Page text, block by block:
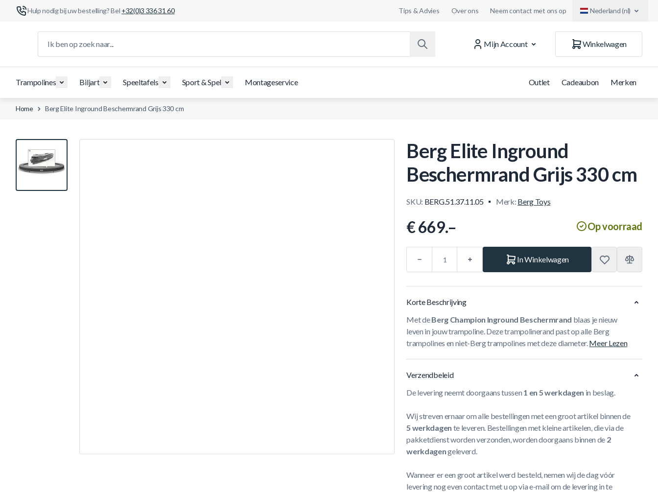
Hulp nodig bij uw bestelling? Bel +32(0)3 336 31 60 Tips & Advies Over ons Neem contact met ons op Nederland (nl)
Mijn Account
Winkelwagen
Trampolines Biljart Speeltafels Sport & Spel Montageservice Outlet Cadeaubon Merken
Home Berg Elite Inground Beschermrand Grijs 330 cm
View larger image
Berg Elite Inground
Beschermrand Grijs 330 cm
SKU: BERG.51.37.11.05 Merk: Berg Toys
€ 669.– Op voorraad
In Winkelwagen
Korte Beschrijving
Met deBerg Champion Inground Beschermrand blaas je nieuw
leven in jouw trampoline. Deze trampolinerand past op alle Berg
trampolines en niet-Berg trampolines met deze diameter.Meer Lezen
Verzendbeleid
De levering neemt doorgaans tussen 1 en 5 werkdagen in beslag.
Wij streven ernaar om alle bestellingen met een groot artikel binnen de
5 werkdagen te leveren. Bestellingen met kleine artikelen, die via de
pakketdienst worden verzonden, worden doorgaans binnen de 2
werkdagengeleverd.
Wanneer er een groot artikel werd besteld, nemen wij de dag vóór
levering nog even contact met u op via e-mail om de levering in te